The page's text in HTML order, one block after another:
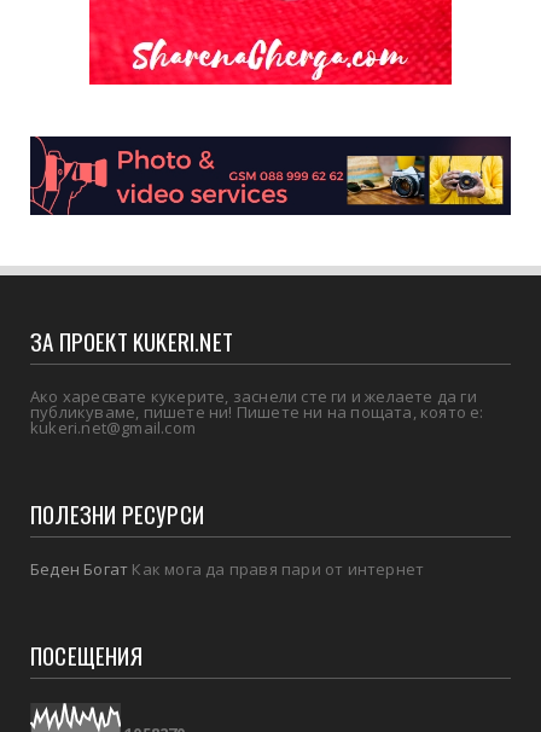
ЗА ПРОЕКТ KUKERI.NET
Ако харесвате кукерите, заснели сте ги и желаете да ги
публикуваме, пишете ни! Пишете ни на пощата, която е:
kukeri.net@gmail.com
ПОЛЕЗНИ РЕСУРСИ
Беден Богат Как мога да правя пари от интернет
ПОСЕЩЕНИЯ